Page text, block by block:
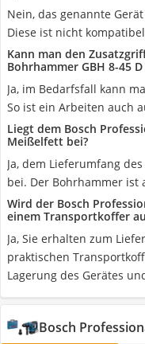
Nein, das genannte
Diese ist nicht
Kann man den
Bohrhammer GBH 8-45
Ja, im Bedarfsfall kann
So ist ein Arbeiten auch
Liegt dem Bosch
Meißelfett bei?
Ja, dem Lieferumfang
bei. Der Bohrhammer ist
Wird der Bosch
einem Transportkoffer
Ja, Sie erhalten zum
praktischen
Lagerung des Gerätes
Bosch